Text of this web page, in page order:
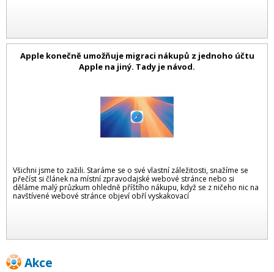
Apple konečně umožňuje migraci nákupů z jednoho účtu
Apple na jiný. Tady je návod.
Všichni jsme to zažili. Staráme se o své vlastní záležitosti, snažíme se
přečíst si článek na místní zpravodajské webové stránce nebo si
děláme malý průzkum ohledně příštího nákupu, když se z ničeho nic na
navštívené webové stránce objeví obří vyskakovací
Akce